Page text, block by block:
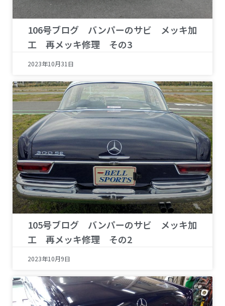
106号ブログ バンパーのサビ メッキ加
工 再メッキ修理 その3
2023年10月31日
105号ブログ バンパーのサビ メッキ加
工 再メッキ修理 その2
2023年10月9日